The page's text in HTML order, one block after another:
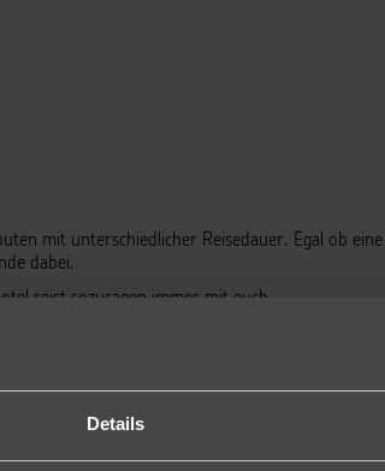
Details
mit unterschiedlicher Reisedauer. Egal ob eine
dabei.
reist sozusagen immer mit euch.
und Themenabende vorgestellt werden.
Palermo, Sardinien und Ibiza wieder nach